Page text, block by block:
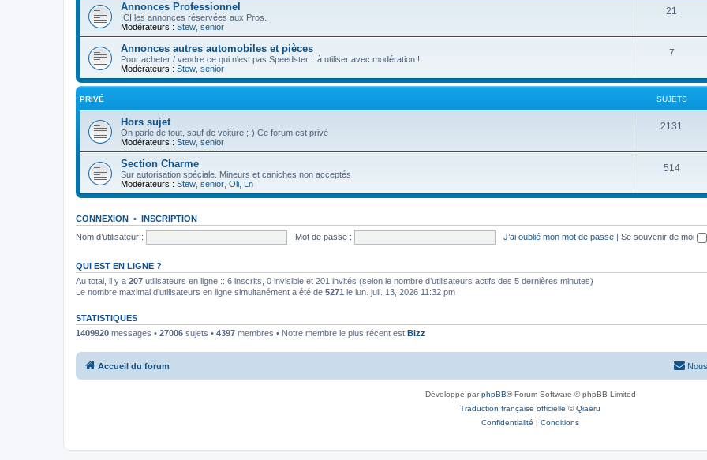
Annonces Professionnel
ICI les annonces réservées aux Pros.
Modérateurs : Stew senior
21
Annonces autres automobiles et pièces
Pour acheter / vendre ce qui n'est pas Speedster... à utiliser avec modération !
Modérateurs : Stew senior
7
PRIVÉ SUJETS
Hors sujet
On parle de tout, sauf de voiture ;-) Ce forum est privé
Modérateurs : Stew senior
2131
Section Charme
Sur autorisation spéciale. Mineurs et caniches non acceptés
Modérateurs : Stew senior Oli Ln
514
CONNEXION • INSCRIPTION
Nom d’utilisateur :
Mot de passe : J’ai oublié mon mot de passe | Se souvenir de moi
QUI EST EN LIGNE ?
Au total, il y a 207 utilisateurs en ligne :: 6 inscrits, 0 invisible et 201 invités (selon le nombre d’utilisateurs actifs des 5 dernières minutes)
Le nombre maximal d’utilisateurs en ligne simultanément a été de 5271 le lun. juil. 13, 2026 11:32 pm
STATISTIQUES
1409920 messages • 27006 sujets • 4397 membres • Notre membre le plus récent est Bizz
Accueil du forum
Développé parphpBB® Forum Software © phpBB Limited
Traduction française officielle ©Qiaeru
Confidentialité | Conditions